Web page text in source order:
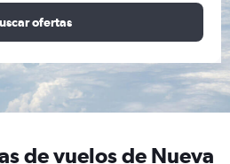
ofertas
de vuelos de Nueva